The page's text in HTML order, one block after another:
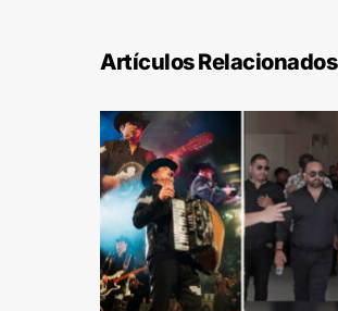
Artículos Relacionados